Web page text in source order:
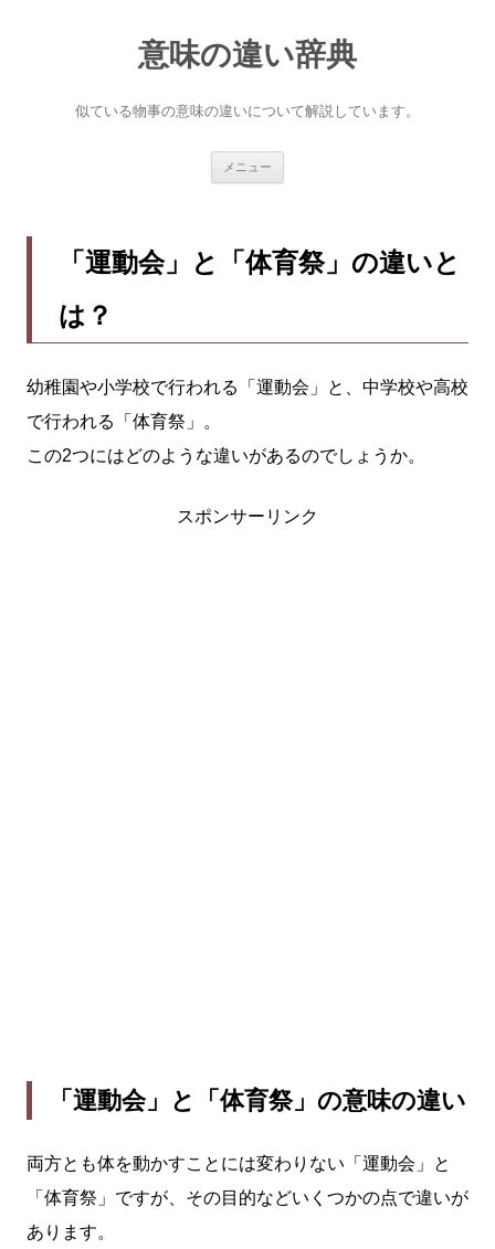
意味の違い辞典
似ている物事の意味の違いについて解説しています。
メニュー
へ
ス
「運動会」と「体育祭」の違いと
は？
幼稚園や小学校で行われる「運動会」と、中学校や高校
で行われる「体育祭」。
この2つにはどのような違いがあるのでしょうか。
スポンサーリンク
「運動会」と「体育祭」の意味の違い
両方とも体を動かすことには変わりない「運動会」と
「体育祭」ですが、その目的などいくつかの点で違いが
あります。